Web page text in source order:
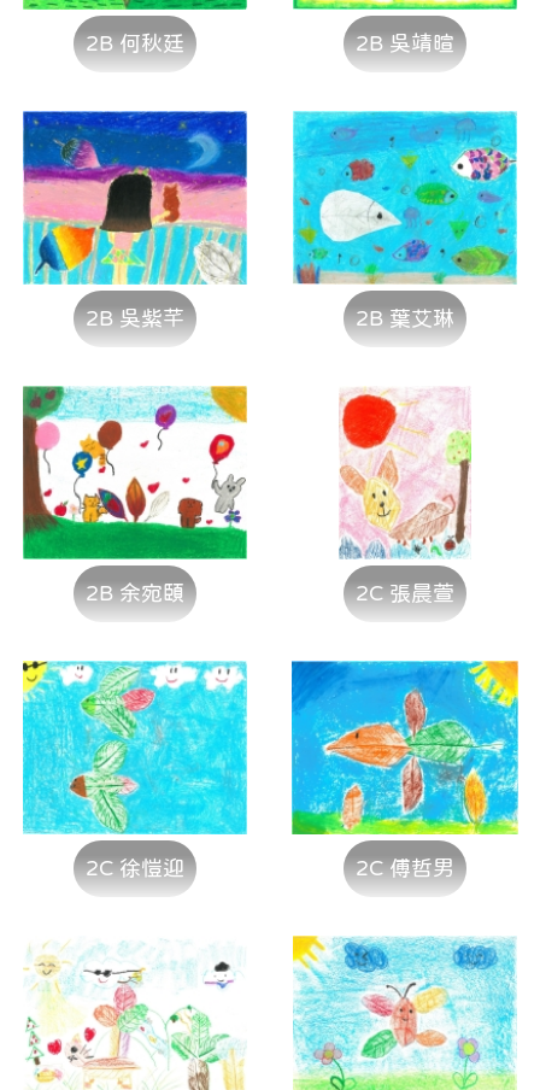
2B 何秋廷 2B 吳靖暄
2B 吳紫芊 2B 葉艾琳
2B 余宛頤 2C 張晨萱
2C 徐愷迎 2C 傅哲男